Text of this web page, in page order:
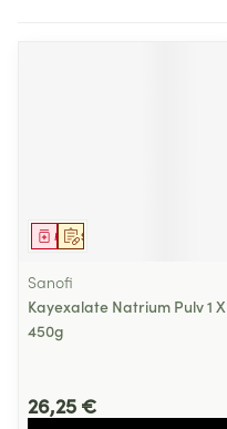
Sur prescription
Médicament
Sanofi
Kayexalate Natrium Pulv 1 X
450g
26,25 €